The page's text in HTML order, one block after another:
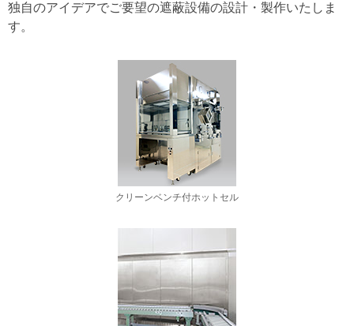
独自のアイデアでご要望の遮蔽設備の設計・製作いたしま
す。
クリーンベンチ付ホットセル